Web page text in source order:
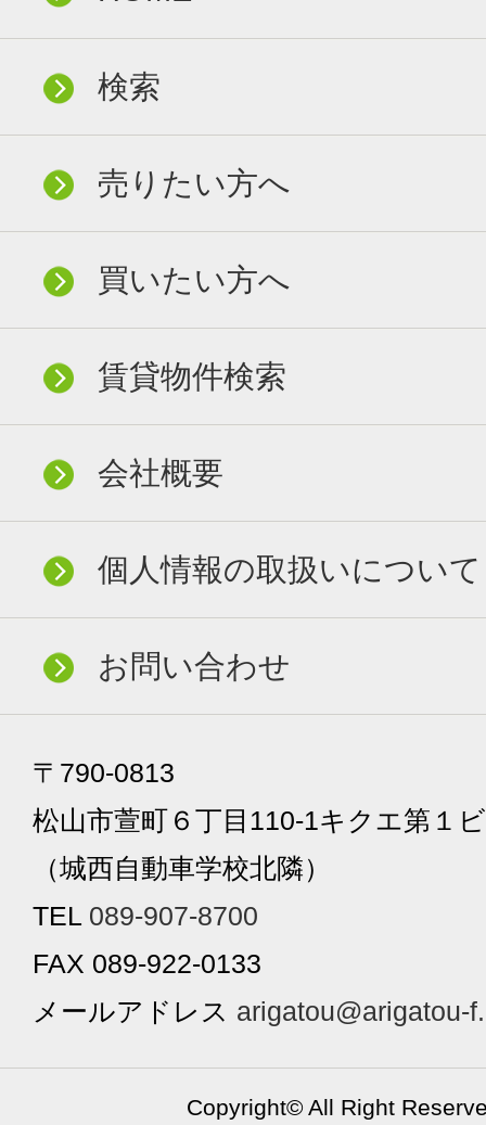
検索
売りたい方へ
買いたい方へ
賃貸物件検索
会社概要
個人情報の取扱いについて
お問い合わせ
〒790-0813
松山市萱町６丁目110-1キクエ第１
（城西自動車学校北隣）
TEL 089-907-8700
FAX 089-922-0133
メールアドレス arigatou@arigatou-
Copyright© All Right